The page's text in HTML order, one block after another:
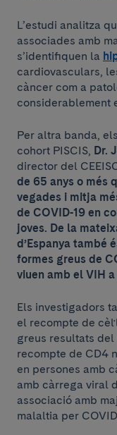
L’estudi analitza
associades amb
s’identifiquen la
cardiovasculars,
càncer com a
considerablement
Per altra banda,
cohort PISCIS, Dr.
director del
de 65 anys o més
vegades i mitja
de COVID-19 en
joves. De la
d’Espanya també
formes greus de
viuen amb el VIH
Els investigadors
el recompte de
greus resultats del
recompte de CD4
en persones amb
amb càrrega viral
associació amb
malaltia per